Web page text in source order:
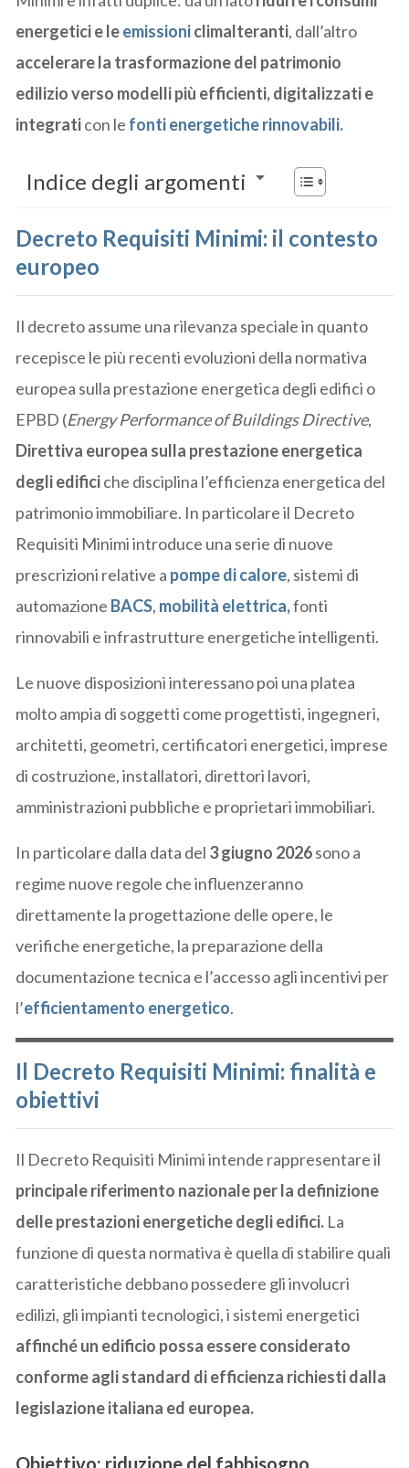
energetici e leemissioniclimalteranti, dall’altro
accelerare la trasformazione del patrimonio
edilizio verso modelli più efficienti,digitalizzati e
integraticon le fonti energetiche rinnovabili.
Indice degli argomenti
Decreto Requisiti Minimi: il contesto
europeo
Il decreto assume una rilevanza speciale in quanto
recepisce le più recenti evoluzioni della normativa
europea sulla prestazione energetica degli edifici o
EPBD (Energy Performance of Buildings Directive,
Direttiva europea sulla prestazione energetica
degli edificiche disciplina l’efficienza energetica del
patrimonio immobiliare. In particolare il Decreto
Requisiti Minimi introduce una serie di nuove
prescrizioni relative a pompe di calore, sistemi di
automazione BACS, mobilità elettrica,fonti
rinnovabili e infrastrutture energetiche intelligenti.
Le nuove disposizioni interessano poi una platea
molto ampia di soggetti come progettisti, ingegneri,
architetti, geometri, certificatori energetici, imprese
di costruzione, installatori, direttori lavori,
amministrazioni pubbliche e proprietari immobiliari.
In particolare dalla data del 3 giugno 2026sono a
regime nuove regole che influenzeranno
direttamente la progettazione delle opere, le
verifiche energetiche, la preparazione della
documentazione tecnica e l’accesso agli incentivi per
l’efficientamento energetico.
Il Decreto Requisiti Minimi: finalità e
obiettivi
Il Decreto Requisiti Minimi intende rappresentare il
principale riferimento nazionale per la definizione
delle prestazioni energetiche degli edifici. La
funzione di questa normativa è quella di stabilire quali
caratteristiche debbano possedere gli involucri
edilizi, gli impianti tecnologici, i sistemi energetici
affinché un edificio possa essere considerato
conforme agli standard di efficienza richiesti dalla
legislazione italiana ed europea.
Obiettivo: riduzione del fabbisogno